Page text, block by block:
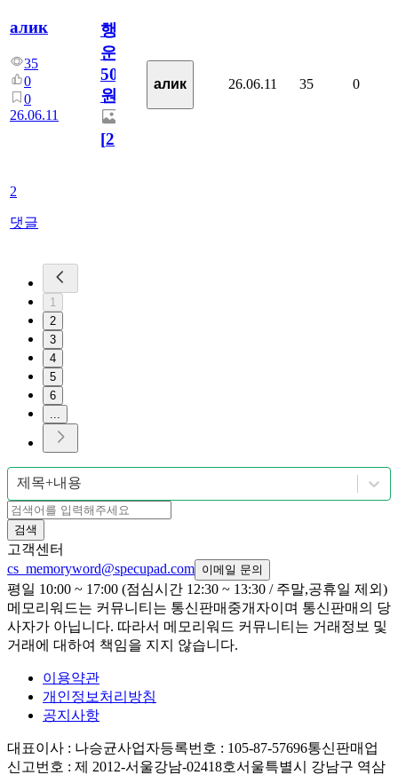
алик
35
0
0
26.06.11
2
댓글
행
운
5000
원
[2]
алик 26.06.11 35 0
1
2
3
4
5
6
제목+내용
검색
고객센터
cs_memoryword@specupad.com 이메일 문의
평일 10:00 ~ 17:00 (점심시간 12:30 ~ 13:30 / 주말,공휴일 제외)
메모리워드는 커뮤니티는 통신판매중개자이며 통신판매의 당
사자가 아닙니다. 따라서 메모리워드 커뮤니티는 거래정보 및
거래에 대하여 책임을 지지 않습니다.
이용약관
개인정보처리방침
공지사항
대표이사 : 나승균사업자등록번호 : 105-87-57696통신판매업
신고번호 : 제 2012-서울강남-02418호서울특별시 강남구 역삼